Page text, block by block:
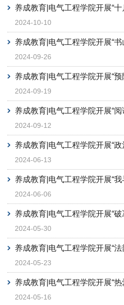
养成教育|电气工程学院开展“十
2024-10-10
养成教育|电气工程学院开展“书
2024-09-26
养成教育|电气工程学院开展“预
2024-09-19
养成教育|电气工程学院开展“阅
2024-09-12
养成教育|电气工程学院开展“政
2024-06-13
养成教育|电气工程学院开展“我
2024-06-06
养成教育|电气工程学院开展“破
2024-05-30
养成教育|电气工程学院开展“法
2024-05-23
养成教育|电气工程学院开展“热
2024-05-16